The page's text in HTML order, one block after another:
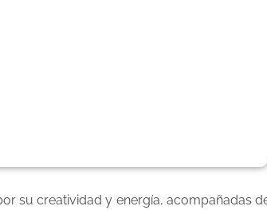
su creatividad y energía, acompañadas